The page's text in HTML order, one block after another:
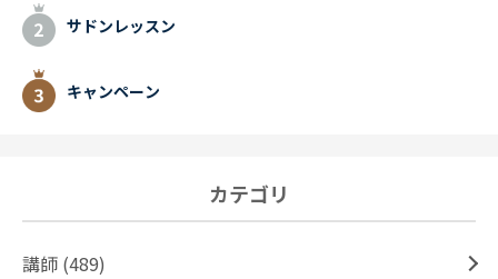
サドンレッスン
キャンペーン
カテゴリ
講師 (489)